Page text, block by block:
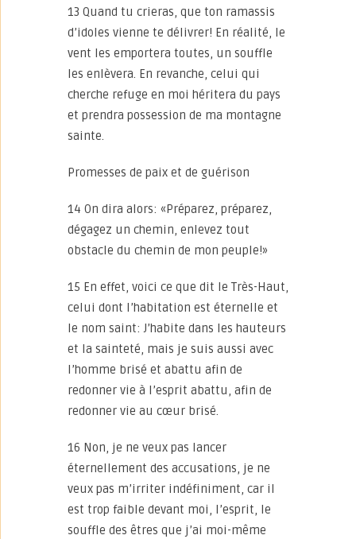
13 Quand tu crieras, que ton ramassis
d’idoles vienne te délivrer! En réalité, le
vent les emportera toutes, un souffle
les enlèvera. En revanche, celui qui
cherche refuge en moi héritera du pays
et prendra possession de ma montagne
sainte.
Promesses de paix et de guérison
14 On dira alors: «Préparez, préparez,
dégagez un chemin, enlevez tout
obstacle du chemin de mon peuple!»
15 En effet, voici ce que dit le Très-Haut,
celui dont l’habitation est éternelle et
le nom saint: J’habite dans les hauteurs
et la sainteté, mais je suis aussi avec
l’homme brisé et abattu afin de
redonner vie à l’esprit abattu, afin de
redonner vie au cœur brisé.
16 Non, je ne veux pas lancer
éternellement des accusations, je ne
veux pas m’irriter indéfiniment, car il
est trop faible devant moi, l’esprit, le
souffle des êtres que j’ai moi-même